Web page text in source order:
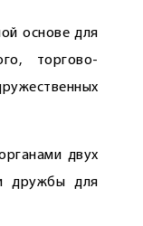
основе для
торгово-
двух
дружбы для